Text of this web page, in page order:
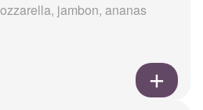
jambon, ananas